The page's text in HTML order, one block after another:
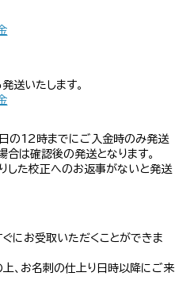
送いたします。
の12時までにご入金時のみ発送
合は確認後の発送となります。
した校正へのお返事がないと発送
にお受取いただくことができま
、お名刺の仕上り日時以降にご来